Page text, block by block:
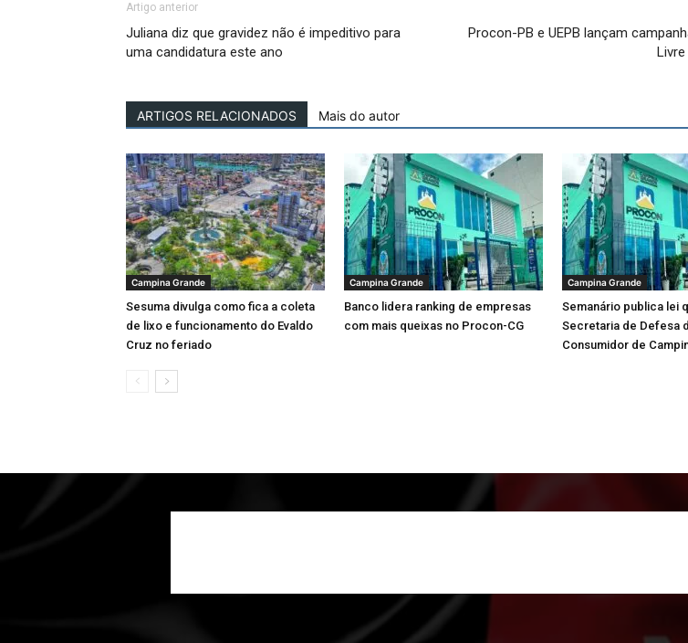
Artigo anterior
Juliana diz que gravidez não é impeditivo para
uma candidatura este ano
Procon-PB e UEPB lançam
ARTIGOS RELACIONADOS Mais do autor
Campina Grande
Sesuma divulga como fica a coleta
de lixo e funcionamento do Evaldo
Cruz no feriado
Campina Grande
Banco lidera ranking de empresas
com mais queixas no Procon-CG
Campina Grande
Semanário publica lei
Secretaria de Defesa
Consumidor de